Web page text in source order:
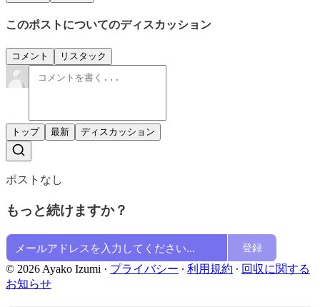
このポストについてのディスカッション
コメント リスタック
トップ 最新 ディスカッション
ポストなし
もっと続けますか？
登録
© 2026 Ayako Izumi · プライバシー ∙ 利用規約 ∙ 回収に関する
お知らせ